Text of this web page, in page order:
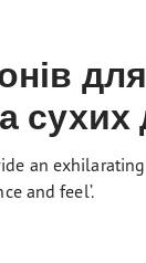
для
сухих
an
and feel’.